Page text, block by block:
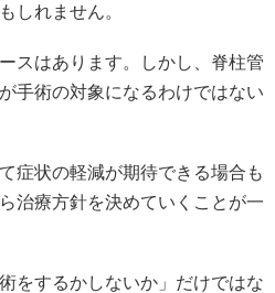
しれません。
スはあります。しかし、脊柱管
手術の対象になるわけではない
症状の軽減が期待できる場合も
治療方針を決めていくことが一
をするかしないか」だけではな